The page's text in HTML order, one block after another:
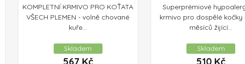
KOMPLETNÍ KRMIVO PRO KOŤATA
VŠECH PLEMEN - volně chované
kuře...
Skladem
567 Kč
Superprémiové
krmivo pro dospělé kočky
měsíců žijící...
Skladem
510 Kč